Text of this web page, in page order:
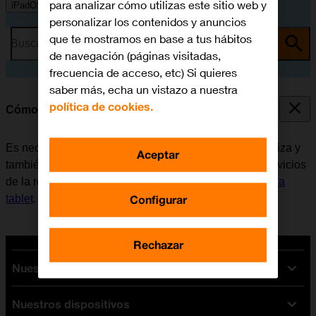
iPadOS 14.4
Busca por problema o tema
Cómo activar la tablet
Es necesario activar la tablet la primera vez que se utiliza y
también cuando se restablece. Antes de utilizar los servicios
de la red móvil, es necesarioinsertar la tarjeta SIM en la
tablet.
Nuestras tarifas
Tarifas Orange
Nuestros dispositivos
para analizar cómo utilizas este sitio web y
personalizar los contenidos y anuncios
que te mostramos en base a tus hábitos
de navegación (páginas visitadas,
frecuencia de acceso, etc) Si quieres
saber más, echa un vistazo a nuestra
política de cookies.
Configurar
Rechazar
Aceptar